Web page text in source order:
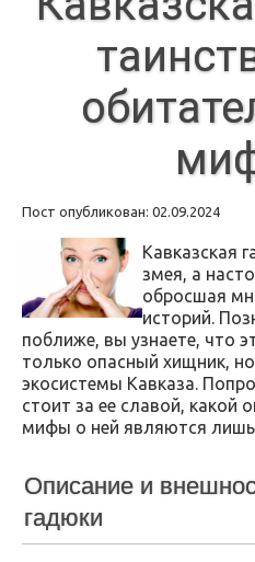
Пост опубликован: 02.09.2024
Кавказская
змея, а
обросшая
историй.
поближе, вы узнаете, что
только опасный хищник,
экосистемы Кавказа.
стоит за ее славой, какой
мифы о ней являются
Описание и
гадюки